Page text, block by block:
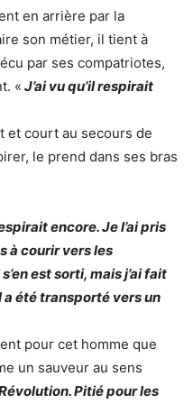
en arrière par la
son métier, il tient à
par ses compatriotes,
« J’ai vu qu’il respirait
et court au secours de
le prend dans ses bras
encore. Je l’ai pris
à courir vers les
est sorti, mais j’ai fait
a été transporté vers un
pour cet homme que
un sauveur au sens
Pitié pour les